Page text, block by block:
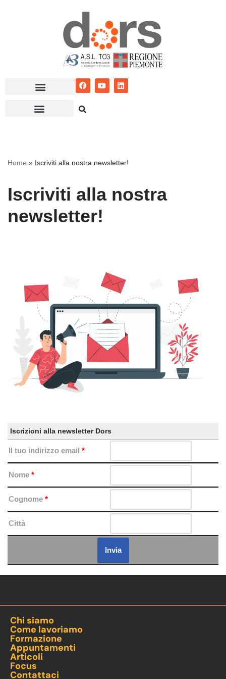
Home » Iscriviti alla nostra newsletter!
Iscriviti alla nostra
newsletter!
Iscrizioni alla newsletter Dors
Il tuo indirizzo email *
Nome *
Cognome *
Città
Chi siamo
Come lavoriamo
Formazione
Appuntamenti
Articoli
Focus
Contattaci